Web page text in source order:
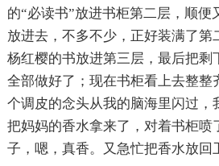
的“必读书”放进书柜第二层，顺便
放进去，不多不少，正好装满了第
杨红樱的书放进第三层，最后把剩
全部做好了；现在书柜看上去整整
个调皮的念头从我的脑海里闪过，
把妈妈的香水拿来了，对着书柜喷
子，嗯，真香。又急忙把香水放回